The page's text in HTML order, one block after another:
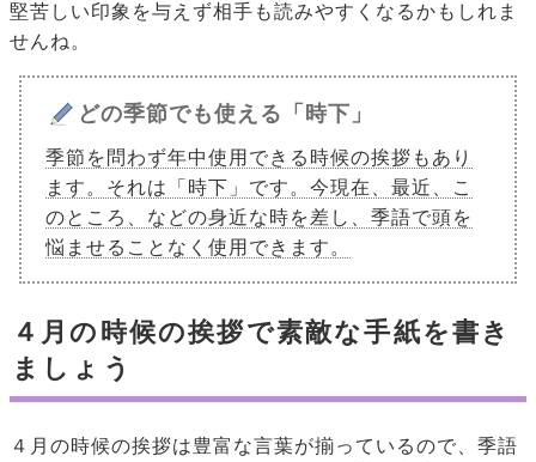
堅苦しい印象を与えず相手も読みやすくなるかもしれま
せんね。
どの季節でも使える「時下」
季節を問わず年中使用できる時候の挨拶もあり
ます。それは「時下」です。今現在、最近、こ
のところ、などの身近な時を差し、季語で頭を
悩ませることなく使用できます。
４月の時候の挨拶で素敵な手紙を書き
ましょう
４月の時候の挨拶は豊富な言葉が揃っているので、季語